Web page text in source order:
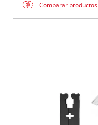
Comparar productos